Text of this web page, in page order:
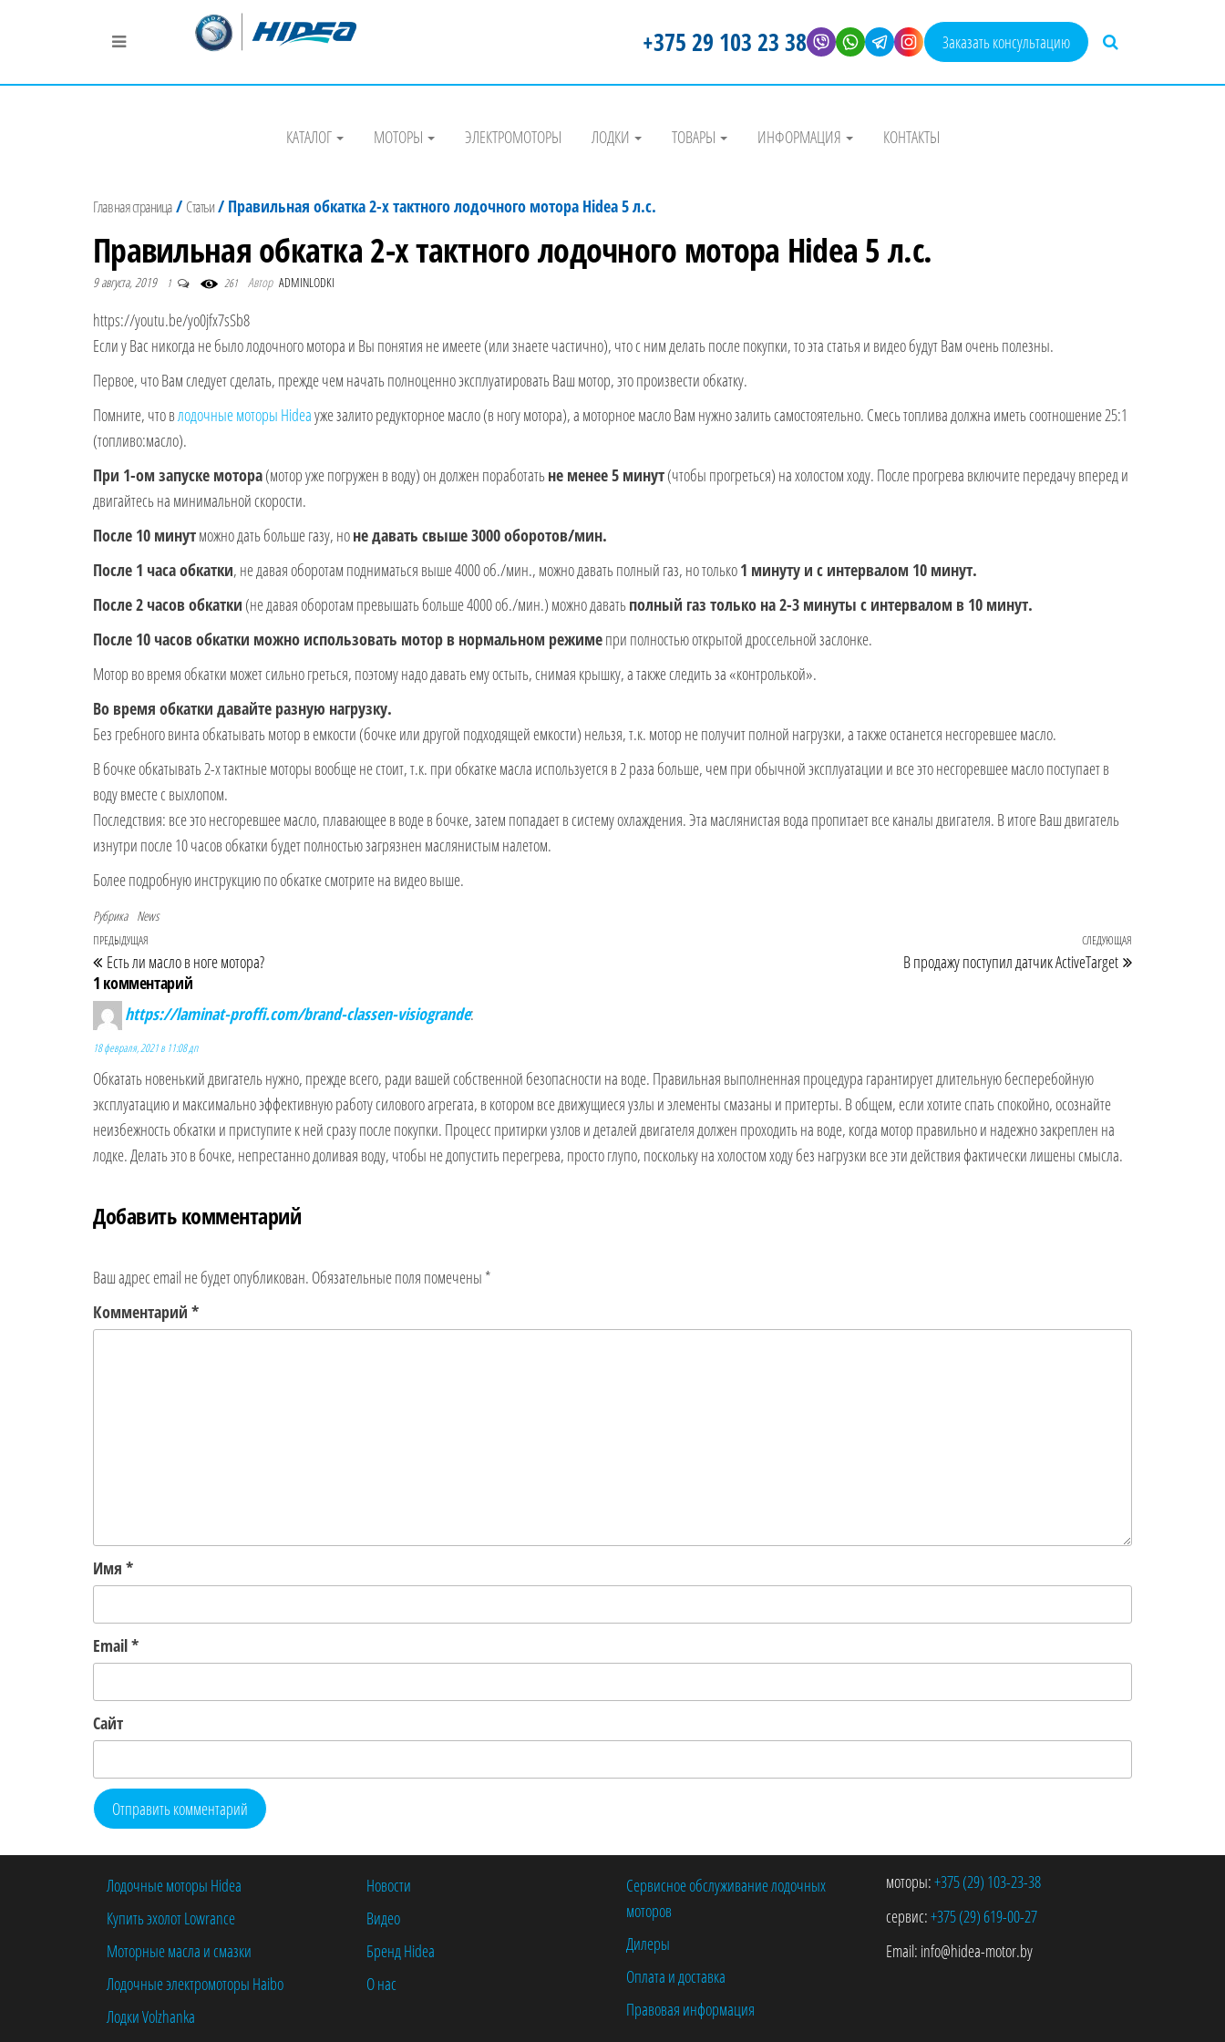
+375 29 103 23 38 Заказать консультацию
КАТАЛОГ МОТОРЫ ЭЛЕКТРОМОТОРЫ ЛОДКИ ТОВАРЫ ИНФОРМАЦИЯ КОНТАКТЫ
Главная страница/ Статьи/ Правильная обкатка 2-х тактного лодочного мотора Hidea 5 л.с.
Правильная обкатка 2-х тактного лодочного мотора Hidea 5 л.с.
9 августа, 2019 1 261 Автор ADMINLODKI
https://youtu.be/yo0jfx7sSb8
Если у Вас никогда не было лодочного мотора и Вы понятия не имеете (или знаете частично), что с ним делать после покупки, то эта статья и видео будут Вам очень полезны.
Первое, что Вам следует сделать, прежде чем начать полноценно эксплуатировать Ваш мотор, это произвести обкатку.
Помните, что влодочные моторы Hideaуже залито редукторное масло (в ногу мотора), а моторное масло Вам нужно залить самостоятельно. Смесь топлива должна иметь соотношение 25:1
(топливо:масло).
При 1-ом запуске мотора(мотор уже погружен в воду) он должен поработатьне менее 5 минут(чтобы прогреться) на холостом ходу. После прогрева включите передачу вперед и
двигайтесь на минимальной скорости.
После 10 минутможно дать больше газу, ноне давать свыше 3000 оборотов/мин.
После 1 часа обкатки, не давая оборотам подниматься выше 4000 об./мин., можно давать полный газ, но только1 минуту и с интервалом 10 минут.
После 2 часов обкатки (не давая оборотам превышать больше 4000 об./мин.) можно даватьполный газ только на 2-3 минуты с интервалом в 10 минут.
После 10 часов обкатки можно использовать мотор в нормальном режимепри полностью открытой дроссельной заслонке.
Мотор во время обкатки может сильно греться, поэтому надо давать ему остыть, снимая крышку, а также следить за «контролькой».
Во время обкатки давайте разную нагрузку.
Без гребного винта обкатывать мотор в емкости (бочке или другой подходящей емкости) нельзя, т.к. мотор не получит полной нагрузки, а также останется несгоревшее масло.
В бочке обкатывать 2-х тактные моторы вообще не стоит, т.к. при обкатке масла используется в 2 раза больше, чем при обычной эксплуатации и все это несгоревшее масло поступает в
воду вместе с выхлопом.
Последствия: все это несгоревшее масло, плавающее в воде в бочке, затем попадает в систему охлаждения. Эта маслянистая вода пропитает все каналы двигателя. В итоге Ваш двигатель
изнутри после 10 часов обкатки будет полностью загрязнен маслянистым налетом.
Более подробную инструкцию по обкатке смотрите на видео выше.
Рубрика News
Навигация по записям
Предыдущая запись
ПРЕДЫДУЩАЯ
Есть ли масло в ноге мотора?
СЛЕДУЮЩАЯ
В продажу поступил датчик ActiveTarget
1 комментарий
https://laminat-proffi.com/brand-classen-visiogrande:
18 февраля, 2021 в 11:08 дп
Обкатать новенький двигатель нужно, прежде всего, ради вашей собственной безопасности на воде. Правильная выполненная процедура гарантирует длительную бесперебойную
эксплуатацию и максимально эффективную работу силового агрегата, в котором все движущиеся узлы и элементы смазаны и притерты. В общем, если хотите спать спокойно, осознайте
неизбежность обкатки и приступите к ней сразу после покупки. Процесс притирки узлов и деталей двигателя должен проходить на воде, когда мотор правильно и надежно закреплен на
лодке. Делать это в бочке, непрестанно доливая воду, чтобы не допустить перегрева, просто глупо, поскольку на холостом ходу без нагрузки все эти действия фактически лишены смысла.
Добавить комментарий
Ваш адрес email не будет опубликован. Обязательные поля помечены *
Комментарий *
Имя *
Email*
Сайт
Лодочные моторы Hidea
Купить эхолот Lowrance
Моторные масла и смазки
Лодочные электромоторы Haibo
Лодки Volzhanka
Новости
Видео
Бренд Hidea
О нас
Сервисное обслуживание лодочных
моторов
Дилеры
Оплата и доставка
Правовая информация
моторы:+375 (29) 103-23-38
сервис:+375 (29)619-00-27
Email: info@hidea-motor.by